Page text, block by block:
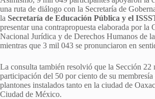
una ruta de diálogo con la Secretaría de
la Secretaría de Educación Pública y el
presentar una contrapropuesta elaborada por la
Nacional Jurídica y de Derechos Humanos de
mientras que 3 mil 043 se pronunciaron en
La consulta también resolvió que la Sección 22
participación del 50 por ciento de su membresía
plantones instalados tanto en la ciudad de
Ciudad de México.